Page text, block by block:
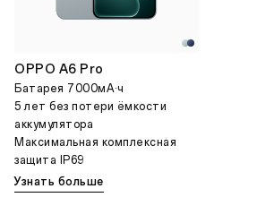
OPPO A6 Pro
Батарея 7000мА·ч
5 лет без потери ёмкости
аккумулятора
Максимальная комплексная
защита IP69
Узнать больше